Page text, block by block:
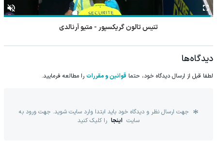
فوتبال بوخوم - هرتابرلین
دیدگاه‌ها
لطفا قبل از ارسال دیدگاه خود، حتما قوانین و مقررات را مطالعه فرمایید.
جهت ارسال نظر و دیدگاه خود باید ابتدا وارد سایت شوید. جهت ورود به
سایت اینجا را کلیک کنید